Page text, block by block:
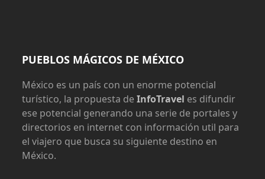
PUEBLOS MÁGICOS DE MÉXICO
México es un país con un enorme potencial
turístico, la propuesta deInfoTravel es difundir
ese potencial generando una serie de portales y
directorios en internet con información util para
el viajero que busca su siguiente destino en
México.